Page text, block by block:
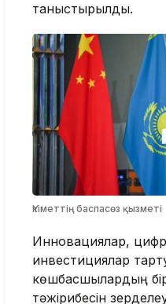
таныстырылды.
Үкіметтің баспасөз қызметі
Инновациялар,
инвестициялар
көшбасшылардың
тәжірибесін